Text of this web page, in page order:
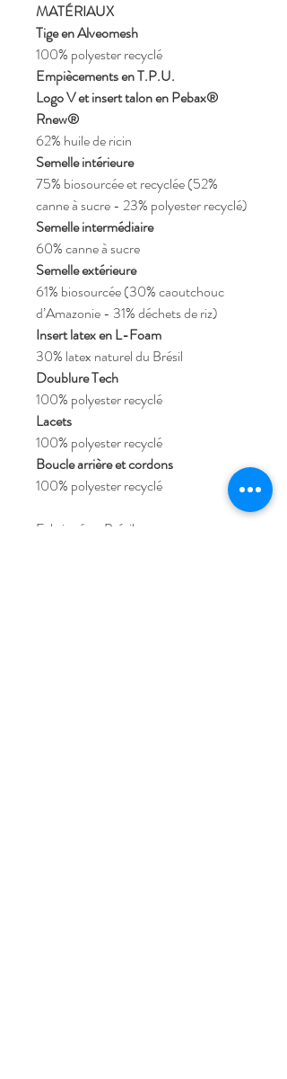
MATÉRIAUX
Tige en Alveomesh
100% polyester recyclé
Empiècements en T.P.U.
Logo V et insert talon en Pebax®
Rnew®
62% huile de ricin
Semelle intérieure
75% biosourcée et recyclée (52%
canne à sucre - 23% polyester recyclé)
Semelle intermédiaire
60% canne à sucre
Semelle extérieure
61% biosourcée (30% caoutchouc
d’Amazonie - 31% déchets de riz)
Insert latex en L-Foam
30% latex naturel du Brésil
Doublure Tech
100% polyester recyclé
Lacets
100% polyester recyclé
Boucle arrière et cordons
100% polyester recyclé
Fabriqué au Brésil